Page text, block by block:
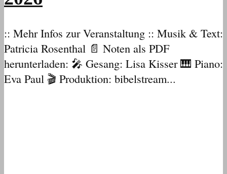
:: Mehr Infos zur Veranstaltung :: Musik & Text:
Patricia Rosenthal 📄 Noten als PDF
herunterladen: 🎤 Gesang: Lisa Kisser 🎹 Piano:
Eva Paul 🎬 Produktion: bibelstream...